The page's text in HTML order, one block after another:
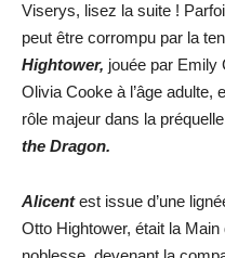
Viserys, lisez la suite !
peut être corrompu par la
Hightower, jouée par Emily
Olivia Cooke à l’âge adulte,
rôle majeur dans la
the Dragon.
Alicentest issue d’une
Otto Hightower, était la